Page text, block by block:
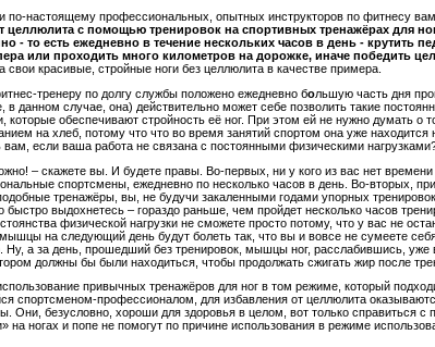
по-настоящему профессиональных, опытных инструкторов по фитнесу вам
целлюлита с помощью тренировок на спортивных тренажёрах для
- то есть ежедневно в течение нескольких часов в день - крутить
или проходить много километров на дорожке, иначе победить
свои красивые, стройные ноги без целлюлита в качестве примера.
тренеру по долгу службы положено ежедневно большую часть дня
в данном случае, она) действительно может себе позволить такие
которые обеспечивают стройность её ног. При этом ей не нужно думать о
на хлеб, потому что что во время занятий спортом она уже находится
вам, если ваша работа не связана с постоянными физическими
– скажете вы. И будете правы. Во-первых, ни у кого из вас нет
спортсмены, ежедневно по несколько часов в день. Во-вторых, при
тренажёры, вы, не будучи закаленными годами упорных тренировок
быстро выдохнетесь – гораздо раньше, чем пройдет несколько часов
физической нагрузки не сможете просто потому, что у вас не
на следующий день будут болеть так, что вы и вовсе не сумеете
Ну, а за день, прошедший без тренировок, мышцы ног, расслабившись, уже
должны бы были находиться, чтобы продолжать сжигать жир после
привычных тренажёров для ног в том режиме, который
спортсменом-профессионалом, для избавления от целлюлита
Они, безусловно, хороши для здоровья в целом, вот только справиться с
на ногах и попе не помогут по причине использования в режиме